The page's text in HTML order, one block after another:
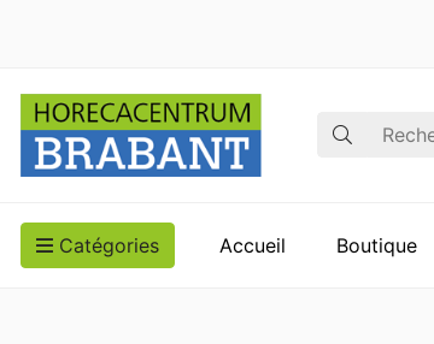
Recherche
Catégories Accueil Boutique